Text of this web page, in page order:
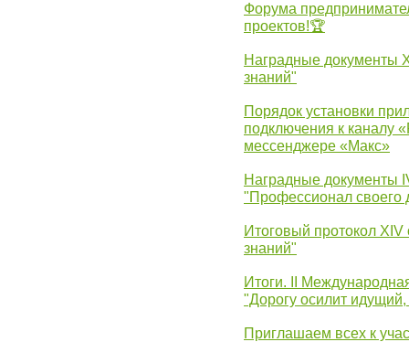
Форума
проектов!🏆
Наградные документы
знаний"
Порядок установки
подключения к каналу
мессенджере «Макс»
Наградные документы
"Профессионал своего
Итоговый протокол
знаний"
Итоги. II
"Дорогу осилит
Приглашаем всех к